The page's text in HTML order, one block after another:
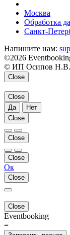
Москва
Обработка
Санкт-
Напишите нам:
©2026
© ИП Осипов Н.В.
Close
Close
Да
Нет
Close
Close
Close
Ок
Close
Close
Eventbooking
=